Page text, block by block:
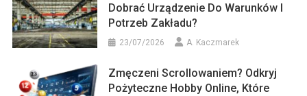
Dobrać Urządzenie Do Warunków I
Potrzeb Zakładu?
23/07/2026 A. Kaczmarek
Zmęczeni Scrollowaniem? Odkryj
Pożyteczne Hobby Online, Które